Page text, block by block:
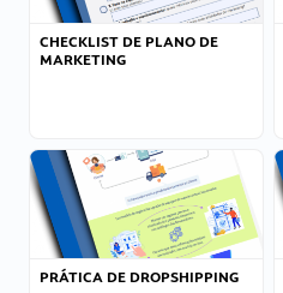
CHECKLIST DE PLANO DE
MARKETING
PRÁTICA DE DROPSHIPPING